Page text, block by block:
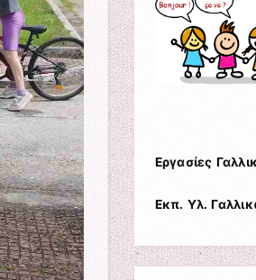
Εργασίες
Εκπ. Υλ.